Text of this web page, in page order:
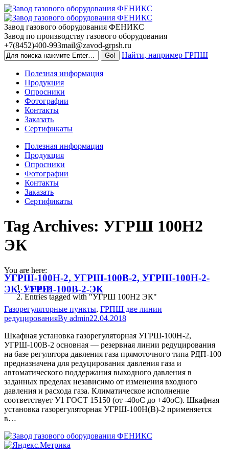
Skip
to
content
Завод газового оборудования ФЕНИКС
Завод по производству газового оборудования
+7(8452)400-993mail@zavod-grpsh.ru
Найти, например ГРПШ
Полезная информация
Продукция
Опросники
Фотографии
Контакты
Заказать
Сертификаты
Полезная информация
Продукция
Опросники
Фотографии
Контакты
Заказать
Сертификаты
Tag Archives: УГРШ 100Н2
ЭК
You are here:
Главная
Entries tagged with "УГРШ 100Н2 ЭК"
УГРШ-100Н-2, УГРШ-100В-2, УГРШ-100Н-2-
ЭК, УГРШ-100В-2-ЭК
Газорегуляторные пункты, ГРПШ две линии
редуцированияBy admin22.04.2018
Шкафная установка газорегуляторная УГРШ-100Н-2,
УГРШ-100В-2 основная — резервная линии редуцирования
на базе регулятора давления газа прямоточного типа РДП-100
предназначена для редуцирования давления газа и
автоматического поддержания выходного давления в
заданных пределах независимо от изменения входного
давления и расхода газа. Климатическое исполнение
соответствует У1 ГОСТ 15150 (от -40oС до +40oС). Шкафная
установка газорегуляторная УГРШ-100Н(В)-2 применяется
в…